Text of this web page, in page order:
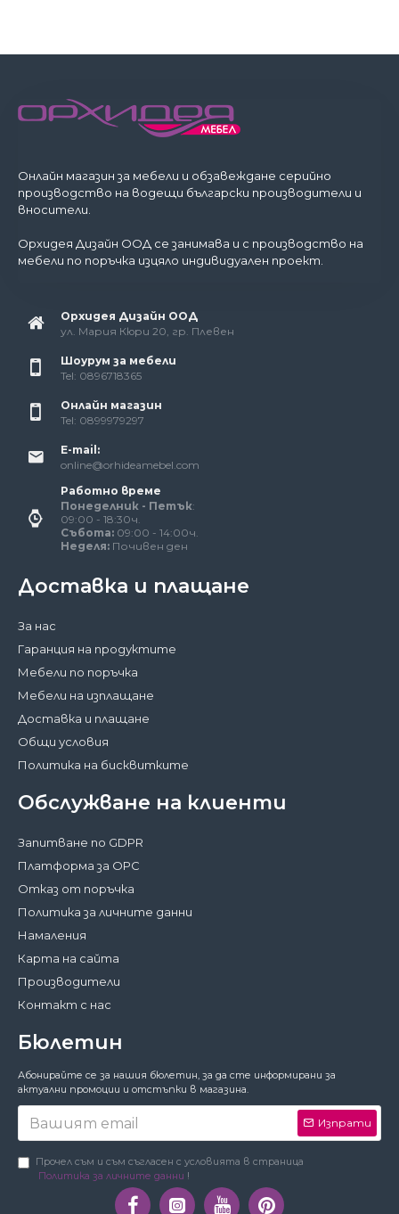
За да работи този сайт както трябва,
понякога запазваме на вашето устройство
малки файлове с данни, наричани
данни! Подробности
Предпочитания Приемам
Онлайн магазин за мебели и обзавеждане серийно
производство на водещи български производители и
вносители.
Орхидея Дизайн ООД се занимава и с производство на
мебели по поръчка изцяло индивидуален проект.
Орхидея Дизайн ООД
ул. Мария Кюри 20, гр. Плевен
Шоурум за мебели
Tel: 0896718365
Онлайн магазин
Tel: 0899979297
E-mail:
online@orhideamebel.com
Работно време
Понеделник - Петък:
09:00 - 18:30ч.
Събота: 09:00 - 14:00ч.
Неделя: Почивен ден
Доставка и плащане
За нас
Гаранция на продуктите
Мебели по поръчка
Мебели на изплащане
Доставка и плащане
Общи условия
Политика на бисквитките
Обслужване на клиенти
Запитване по GDPR
Платформа за ОРС
Отказ от поръчка
Политика за личните данни
Намаления
Карта на сайта
Производители
Контакт с нас
Бюлетин
Абонирайте се за нашия бюлетин, за да сте информирани за
актуални промоции и отстъпки в магазина.
Изпрати
Прочел съм и съм съгласен с условията в страница
Политика за личните данни !